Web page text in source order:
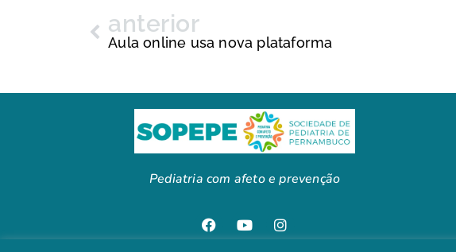
anterior
Aula online usa nova plataforma
Pediatria com afeto e prevenção